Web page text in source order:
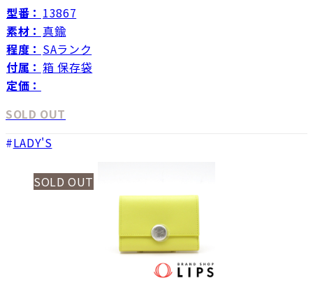
型番： 13867
素材： 真鍮
程度： SAランク
付属： 箱 保存袋
定価：
SOLD OUT
LADY'S
SOLD OUT